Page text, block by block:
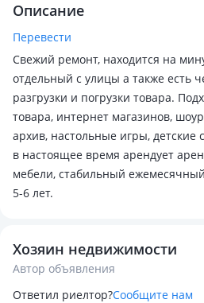
Описание
Перевести
Свежий ремонт, находится на
отдельный с улицы а также есть
разгрузки и погрузки товара.
товара, интернет магазинов,
архив, настольные игры, детские
в настоящее время арендует
мебели, стабильный
5-6 лет.
Хозяин недвижимости
Автор объявления
Ответил риелтор?Сообщите нам